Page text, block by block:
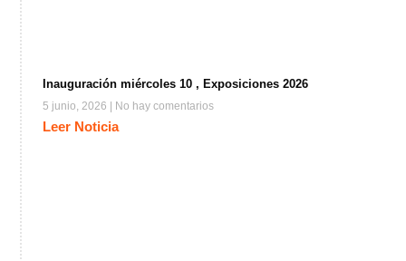
Inauguración miércoles 10 , Exposiciones 2026
5 junio, 2026 No hay comentarios
Leer Noticia